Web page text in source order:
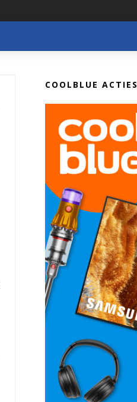
COOLBLUE ACTIES